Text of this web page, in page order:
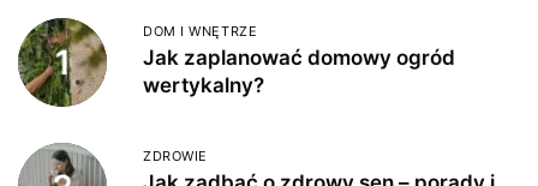
1
DOM I WNĘTRZE
Jak zaplanować domowy ogród
wertykalny?
ZDROWIE